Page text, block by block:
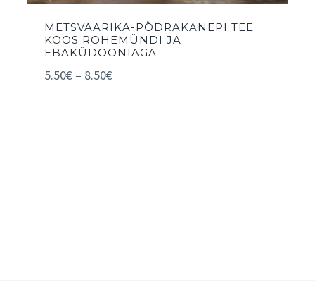
METSVAARIKA-PÕDRAKANEPI TEE
KOOS ROHEMÜNDI JA
EBAKÜDOONIAGA
5.50€ – 8.50€